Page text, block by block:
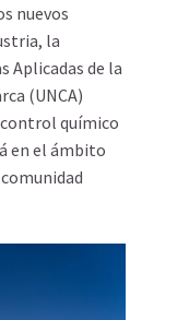
nuevos
la
Aplicadas de la
(UNCA)
químico
en el ámbito